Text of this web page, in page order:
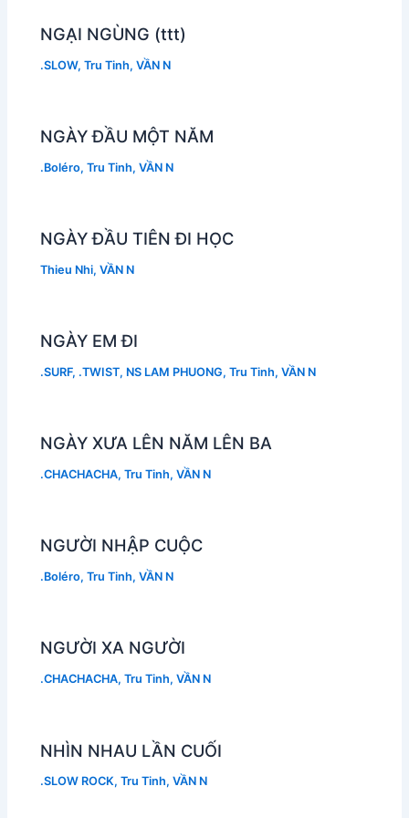
NGẠI NGÙNG (ttt)
.SLOW,Tru Tinh,VẦN N
NGÀY ĐẦU MỘT NĂM
.Boléro,Tru Tinh,VẦN N
NGÀY ĐẦU TIÊN ĐI HỌC
Thieu Nhi,VẦN N
NGÀY EM ĐI
.SURF, .TWIST, NS LAM PHUONG,Tru Tinh,VẦN N
NGÀY XƯA LÊN NĂM LÊN BA
.CHACHACHA,Tru Tinh,VẦN N
NGƯỜI NHẬP CUỘC
.Boléro,Tru Tinh,VẦN N
NGƯỜI XA NGƯỜI
.CHACHACHA,Tru Tinh,VẦN N
NHÌN NHAU LẦN CUỐI
.SLOW ROCK,Tru Tinh,VẦN N